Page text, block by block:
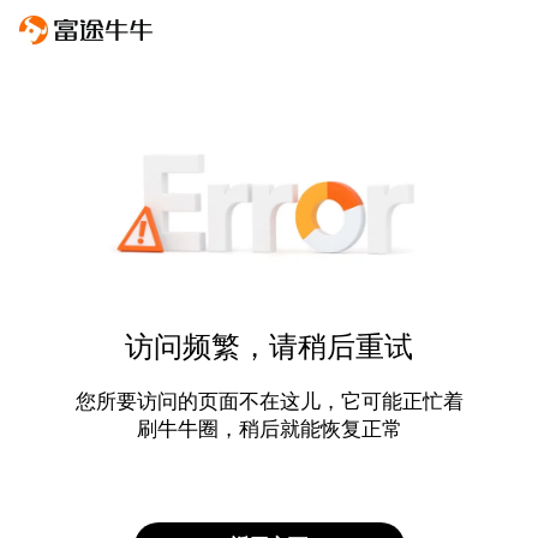
访问频繁，请稍后重试
您所要访问的页面不在这儿，它可能正忙着
刷牛牛圈，稍后就能恢复正常